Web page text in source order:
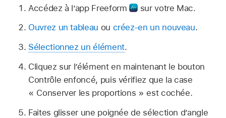
Accédez à l’app Freeform
sur votre Mac.
Ouvrez un tableau ou créez-en un nouveau.
Sélectionnez un élément.
Cliquez sur l’élément en maintenant le bouton
Contrôle enfoncé, puis vérifiez que la case
« Conserver les proportions » est cochée.
Faites glisser une poignée de sélection d’angle